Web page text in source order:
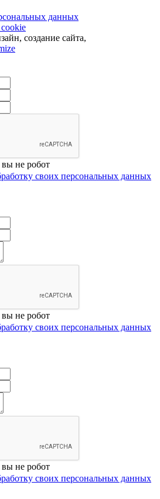
данных
создание сайта,
не робот
своих персональных данных
не робот
своих персональных данных
не робот
своих персональных данных